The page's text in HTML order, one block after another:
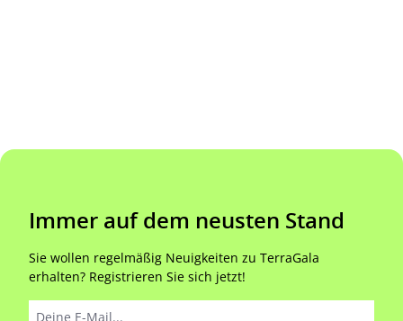
Immer auf dem neusten Stand
Sie wollen regelmäßig Neuigkeiten zu TerraGala
erhalten? Registrieren Sie sich jetzt!